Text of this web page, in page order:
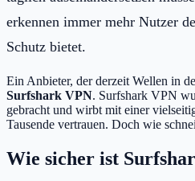
erkennen immer mehr Nutzer
Schutz bietet.
Ein Anbieter, der derzeit Wellen in
Surfshark VPN. Surfshark VPN
gebracht und wirbt mit einer
Tausende vertrauen. Doch wie
Wie sicher ist